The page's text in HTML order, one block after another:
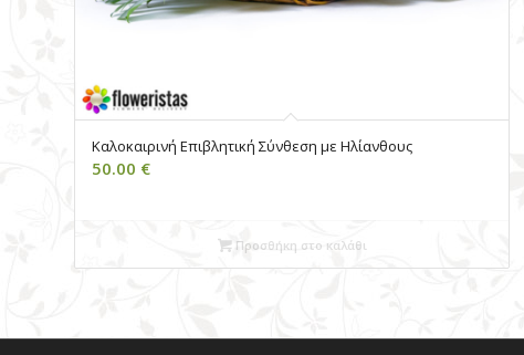
Καλοκαιρινή Επιβλητική Σύνθεση με Ηλίανθους
50.00 €
Προσθήκη στο καλάθι